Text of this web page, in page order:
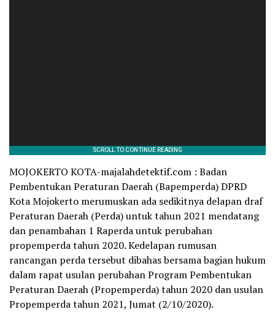
MOJOKERTO KOTA-majalahdetektif.com : Badan
Pembentukan Peraturan Daerah (Bapemperda) DPRD
Kota Mojokerto merumuskan ada sedikitnya delapan draf
Peraturan Daerah (Perda) untuk tahun 2021 mendatang
dan penambahan 1 Raperda untuk perubahan
propemperda tahun 2020. Kedelapan rumusan
rancangan perda tersebut dibahas bersama bagian hukum
dalam rapat usulan perubahan Program Pembentukan
Peraturan Daerah (Propemperda) tahun 2020 dan usulan
Propemperda tahun 2021, Jumat (2/10/2020).